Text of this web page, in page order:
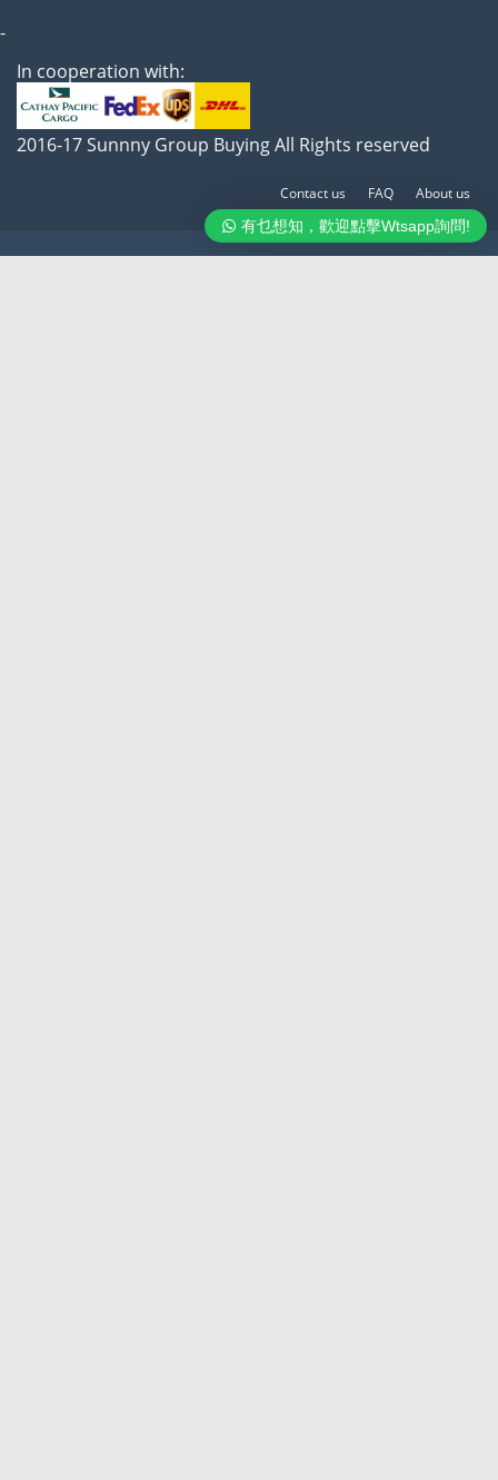
有乜想知，歡迎點擊Wtsapp詢問!
-
In cooperation with:
2016-17 Sunnny Group Buying All Rights reserved
Contact us FAQ About us